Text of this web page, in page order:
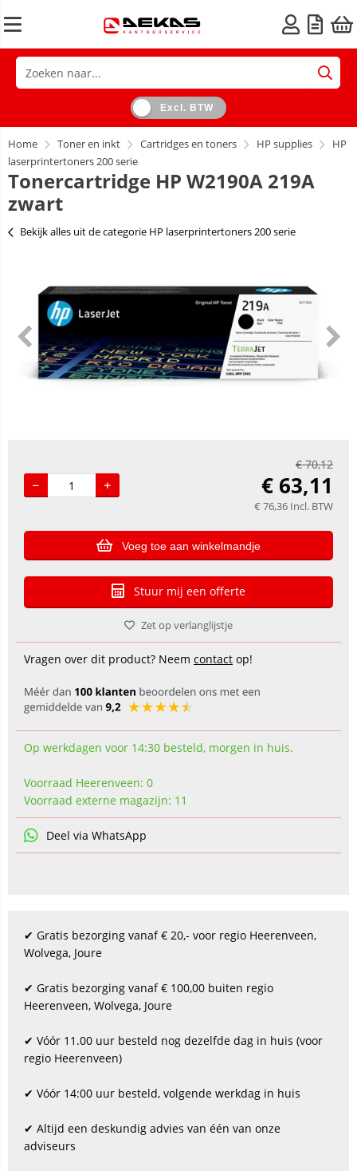
Excl. BTW
Home Toner en inkt Cartridges en toners HP supplies
HP
laserprintertoners 200 serie
Tonercartridge HP W2190A 219A
zwart
Bekijk alles uit de categorie HP laserprintertoners 200 serie
€70,12
€ 63,11
€ 76,36 Incl. BTW
Voeg toe aan winkelmandje
Stuur mij een offerte
Zet op verlanglijstje
Vragen over dit product? Neem contact op!
Op werkdagen voor 14:30 besteld, morgen in huis.
Voorraad Heerenveen: 0
Voorraad externe magazijn: 11
Deel via WhatsApp
✔ Gratis bezorging vanaf € 20,- voor regio Heerenveen,
Wolvega, Joure
✔ Gratis bezorging vanaf € 100,00 buiten regio
Heerenveen, Wolvega, Joure
✔ Vóór 11.00 uur besteld nog dezelfde dag in huis (voor
regio Heerenveen)
✔ Vóór 14:00 uur besteld, volgende werkdag in huis
✔ Altijd een deskundig advies van één van onze
adviseurs